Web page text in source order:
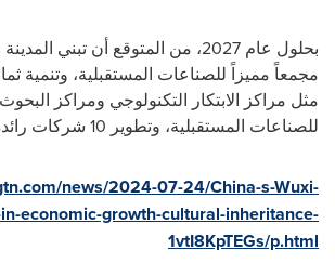
مجمعاً مميزاً للصناعات المستقبلية، وتنمية
مثل مراكز الابتكار التكنولوجي ومراكز
للصناعات المستقبلية، وتطوير 10 شركات رائدة في هذا المجال.
news/2024-07-24/China-s-Wuxi-
economic-growth-cultural-inheritance-
1vtI8KpTEGs/p.html